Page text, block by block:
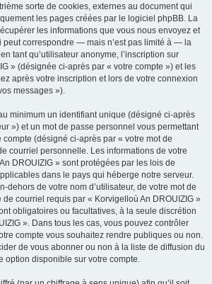
sorte de cookies, externes au document qui
les pages créées par le logiciel phpBB. La
les informations que vous nous envoyez et
peut correspondre — mais n’est pas limité à — la
tant qu’utilisateur anonyme, l’inscription sur
» (désignée ci-après par « votre compte ») et les
après votre inscription et lors de votre connexion
messages »).
minimum un identifiant unique (désigné ci-après
») et un mot de passe personnel vous permettant
(désigné ci-après par « votre mot de
courriel personnelle. Les informations de votre
DROUIZIG » sont protégées par les lois de
dans le pays qui héberge notre serveur.
dehors de votre nom d’utilisateur, de votre mot de
courriel requis par « Korvigelloù An DROUIZIG »
obligatoires ou facultatives, à la seule discrétion
». Dans tous les cas, vous pouvez contrôler
compte vous souhaitez rendre publiques ou non.
de vous abonner ou non à la liste de diffusion du
option disponible sur votre compte.